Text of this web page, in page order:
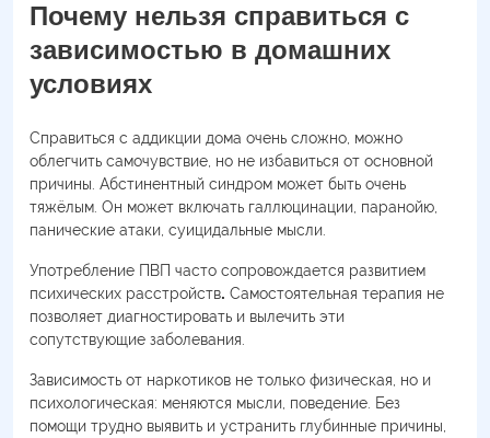
Почему нельзя справиться с
зависимостью в домашних
условиях
Справиться с аддикции дома очень сложно, можно
облегчить самочувствие, но не избавиться от основной
причины. Абстинентный синдром может быть очень
тяжёлым. Он может включать галлюцинации, паранойю,
панические атаки, суицидальные мысли.
Употребление ПВП часто сопровождается развитием
психических расстройств. Самостоятельная терапия не
позволяет диагностировать и вылечить эти
сопутствующие заболевания.
Зависимость от наркотиков не только физическая, но и
психологическая: меняются мысли, поведение. Без
помощи трудно выявить и устранить глубинные причины,